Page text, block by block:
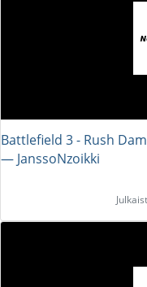
Battlefield 3 - Rush
― JanssoNzoikki